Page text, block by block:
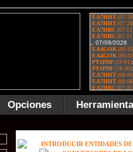
Opciones
INTRODUCIR ENTIDADES